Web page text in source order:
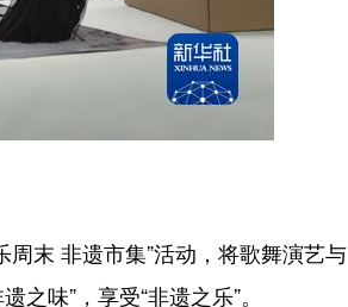
末 非遗市集”活动，将歌舞演艺与
味”，享受“非遗之乐”。